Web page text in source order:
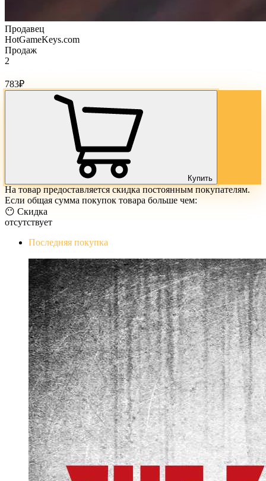
Продавец
HotGameKeys.com
Продаж
2
783₽
Купить
На товар предоставляется скидка постоянным покупателям.
Если общая сумма покупок товара больше чем:
😶 Скидка
отсутствует
Последняя покупка